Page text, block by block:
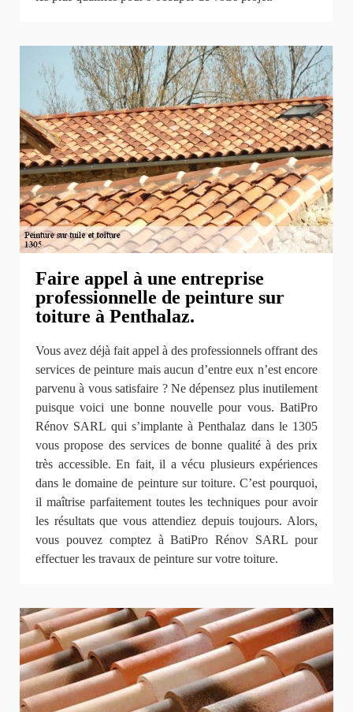
Faire appel à une entreprise
professionnelle de peinture sur
toiture à Penthalaz.
Vous avez déjà fait appel à des professionnels offrant des
services de peinture mais aucun d’entre eux n’est encore
parvenu à vous satisfaire ? Ne dépensez plus inutilement
puisque voici une bonne nouvelle pour vous. BatiPro
Rénov SARL qui s’implante à Penthalaz dans le 1305
vous propose des services de bonne qualité à des prix
très accessible. En fait, il a vécu plusieurs expériences
dans le domaine de peinture sur toiture. C’est pourquoi,
il maîtrise parfaitement toutes les techniques pour avoir
les résultats que vous attendiez depuis toujours. Alors,
vous pouvez comptez à BatiPro Rénov SARL pour
effectuer les travaux de peinture sur votre toiture.